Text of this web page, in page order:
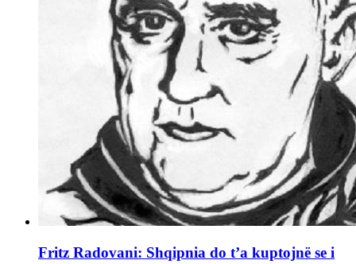
Fritz Radovani: Shqipnia do t’a kuptojnë se i